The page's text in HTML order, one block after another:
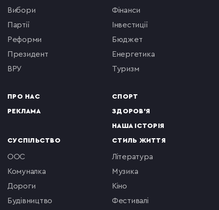
вибори
партії
реформи
президент
ВРУ
ПРО НАС
РЕКЛАМА
фінанси
інвестиції
бюджет
енергетика
туризм
СПОРТ
ЗДОРОВ'Я
НАША ІСТОРІЯ
СУСПІЛЬСТВО
ООС
комуналка
Дороги
будівництво
СТИЛЬ ЖИТТЯ
література
музика
кіно
фестивалі